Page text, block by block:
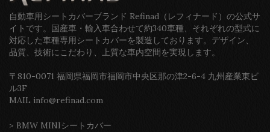
自動車用シートカバーブランド Refinad（レフィナード）の公式サ
イトです。国産車・輸入車合わせて約340車種、それぞれの型式に
対応した車種専用シートカバーを製造しております。デザイン、
品質、技術にこだわり、上質な車内空間を実現します。
〒810-0071 福岡県福岡市福岡市中央区那の津2-6-4 九州産業東ビ
ル3F
MAIL info@refinad.com
> BMW MINIシートカバー